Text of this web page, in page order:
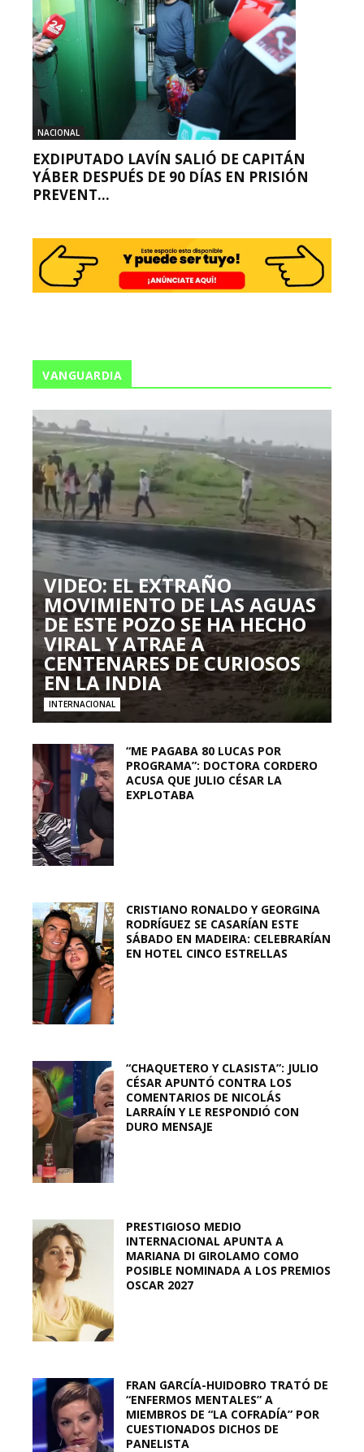
NACIONAL
EXDIPUTADO LAVÍN SALIÓ DE CAPITÁN
YÁBER DESPUÉS DE 90 DÍAS EN PRISIÓN
PREVENT...
VANGUARDIA
VIDEO: EL EXTRAÑO
MOVIMIENTO DE LAS AGUAS
DE ESTE POZO SE HA HECHO
VIRAL Y ATRAE A
CENTENARES DE CURIOSOS
EN LA INDIA
INTERNACIONAL
“ME PAGABA 80 LUCAS POR
PROGRAMA”: DOCTORA CORDERO
ACUSA QUE JULIO CÉSAR LA
EXPLOTABA
CRISTIANO RONALDO Y GEORGINA
RODRÍGUEZ SE CASARÍAN ESTE
SÁBADO EN MADEIRA: CELEBRARÍAN
EN HOTEL CINCO ESTRELLAS
“CHAQUETERO Y CLASISTA”: JULIO
CÉSAR APUNTÓ CONTRA LOS
COMENTARIOS DE NICOLÁS
LARRAÍN Y LE RESPONDIÓ CON
DURO MENSAJE
PRESTIGIOSO MEDIO
INTERNACIONAL APUNTA A
MARIANA DI GIROLAMO COMO
POSIBLE NOMINADA A LOS PREMIOS
OSCAR 2027
FRAN GARCÍA-HUIDOBRO TRATÓ DE
“ENFERMOS MENTALES” A
MIEMBROS DE “LA COFRADÍA” POR
CUESTIONADOS DICHOS DE
PANELISTA